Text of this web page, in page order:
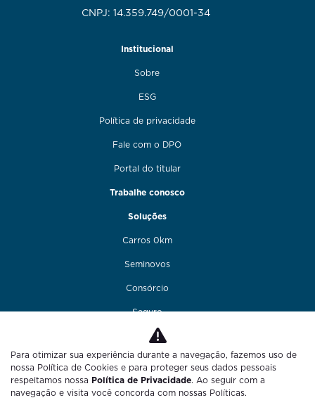
CNPJ: 14.359.749/0001-34
Institucional
Sobre
ESG
Política de privacidade
Fale com o DPO
Portal do titular
Trabalhe conosco
Soluções
Carros 0km
Seminovos
Consórcio
Seguro
Financiamento
Funilaria e pintura
Fale conosco
Para otimizar sua experiência durante a navegação, fazemos uso de
nossa Política de Cookies e para proteger seus dados pessoais
respeitamos nossa Política de Privacidade. Ao seguir com a
navegação e visita você concorda com nossas Políticas.